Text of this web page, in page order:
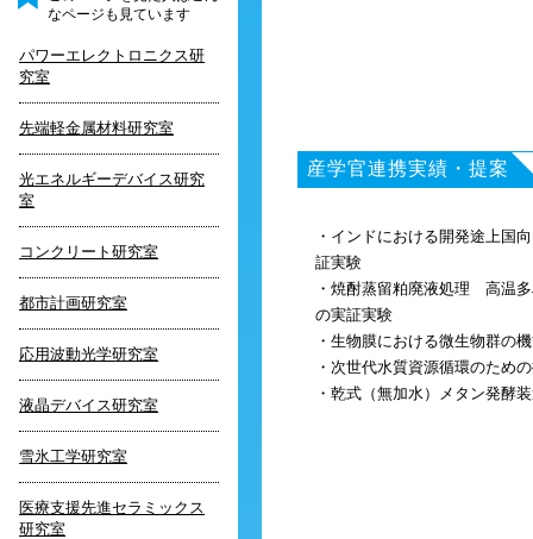
なページも見ています
パワーエレクトロニクス研
究室
先端軽金属材料研究室
光エネルギーデバイス研究
室
コンクリート研究室
都市計画研究室
応用波動光学研究室
液晶デバイス研究室
雪氷工学研究室
医療支援先進セラミックス
研究室
産学官連携実績・提案
・インドにおける開発途上国
証実験
・焼酎蒸留粕廃液処理 高温
の実証実験
・生物膜における微生物群の
・次世代水質資源循環のため
・乾式（無加水）メタン発酵